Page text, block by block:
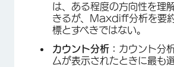
は、ある程度の方向性を理
きるが、Maxdiff分析を要
標とすべきではない。
カウント分析： カウント分
ムが表示されたときに最も